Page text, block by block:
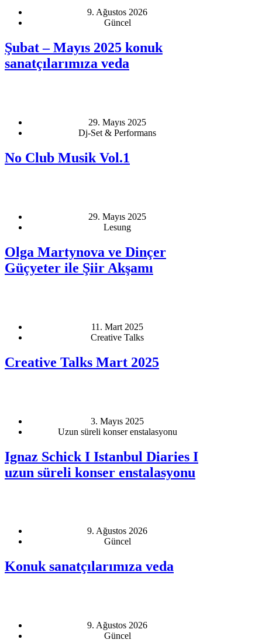
9. Ağustos 2026
Güncel
Şubat – Mayıs 2025 konuk
sanatçılarımıza veda
29. Mayıs 2025
Dj-Set & Performans
No Club Musik Vol.1
29. Mayıs 2025
Lesung
Olga Martynova ve Dinçer
Güçyeter ile Şiir Akşamı
11. Mart 2025
Creative Talks
Creative Talks Mart 2025
3. Mayıs 2025
Uzun süreli konser enstalasyonu
Ignaz Schick I Istanbul Diaries I
uzun süreli konser enstalasyonu
9. Ağustos 2026
Güncel
Konuk sanatçılarımıza veda
9. Ağustos 2026
Güncel